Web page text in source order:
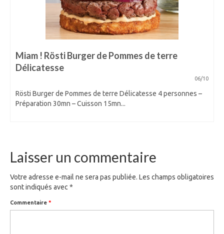
Miam ! Rösti Burger de Pommes de terre
Délicatesse
06/10
Rösti Burger de Pommes de terre Délicatesse 4 personnes –
Préparation 30mn – Cuisson 15mn...
Laisser un commentaire
Votre adresse e-mail ne sera pas publiée. Les champs obligatoires
sont indiqués avec*
Commentaire *